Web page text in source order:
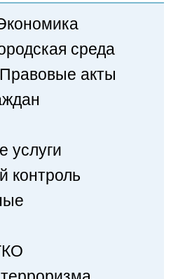
среда
Правовые акты
услуги
контроль